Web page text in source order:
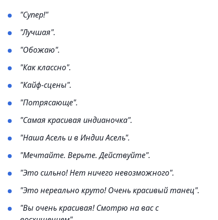
"Супер!"
"Лучшая".
"Обожаю".
"Как классно".
"Кайф-сцены".
"Потрясающе".
"Самая красивая индианочка".
"Наша Асель и в Индии Асель".
"Мечтайте. Верьте. Действуйте".
"Это сильно! Нет ничего невозможного".
"Это нереально круто! Очень красивый танец".
"Вы очень красивая! Смотрю на вас с